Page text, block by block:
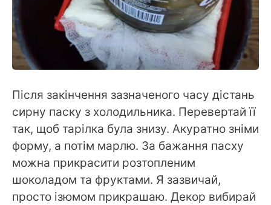
Після закінчення зазначеного часу дістань
сирну паску з холодильника. Перевертай її
так, щоб тарілка була знизу. Акуратно зніми
форму, а потім марлю. За бажання пасху
можна прикрасити розтопленим
шоколадом та фруктами. Я зазвичай,
просто ізюмом прикрашаю. Декор вибирай